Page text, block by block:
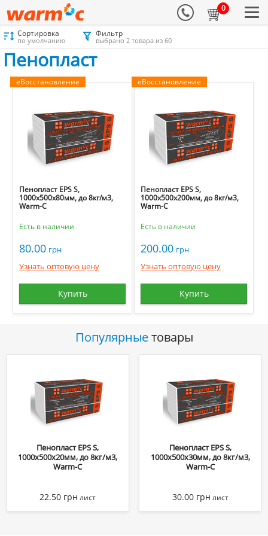
0
Материалы для утепления Каталог Пенопласт
Сортировка
по умолчанию
Фильтр
выбрано 2 товара из 60
Пенопласт
еВосстановление
Пенопласт EPS S,
1000х500х80мм, до 8кг/м3,
Warm-C
Есть в наличии
80.00 грн
Узнать оптовую цену
Купить
еВосстановление
Пенопласт EPS S,
1000х500х200мм, до 8кг/м3,
Warm-C
Есть в наличии
200.00 грн
Узнать оптовую цену
Купить
Популярныетовары
Пенопласт EPS S,
1000х500х20мм, до 8кг/м3,
Warm-C
22.50 грн лист
Пенопласт EPS S,
1000х500х30мм, до 8кг/м3,
Warm-C
30.00 грн лист